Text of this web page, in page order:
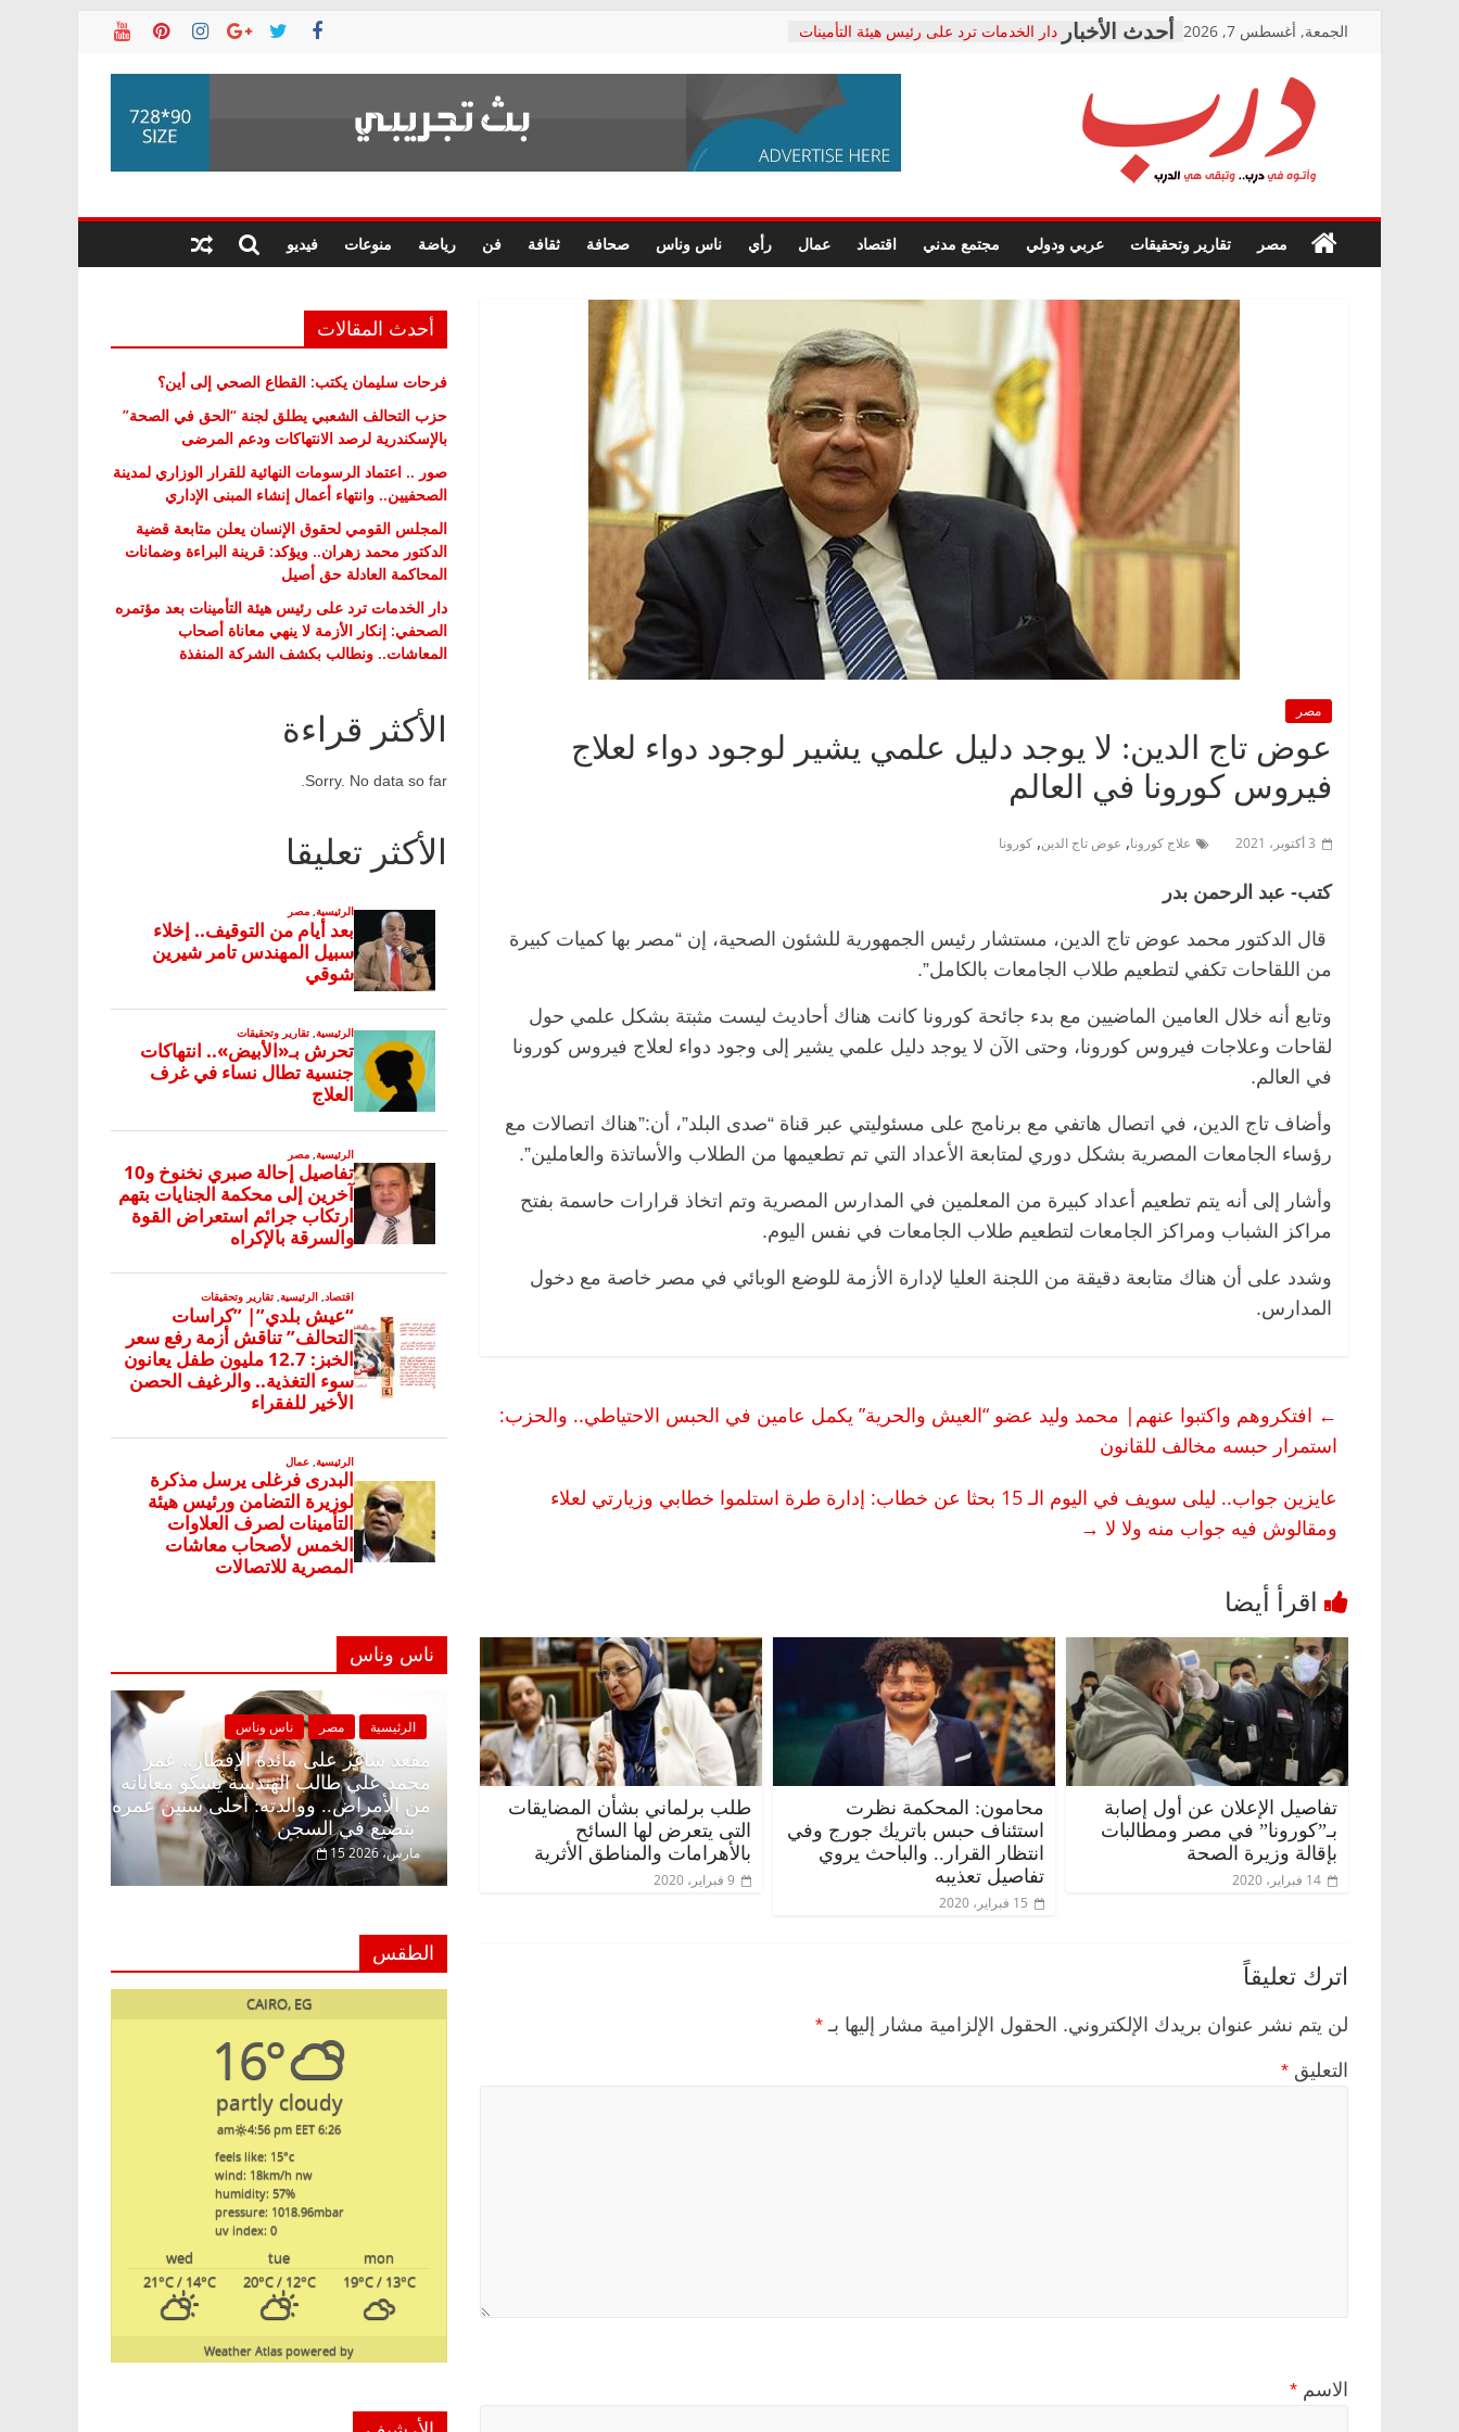
الجمعة, أغسطس 7, 2026
دار الخدمات ترد على رئيس هيئة التأمينات
معاناة أصحاب المعاشات.. ونطالب بكشف
فرحات سليمان يكتب: القطاع الصحي إلى
حزب التحالف الشعبي يطلق لجنة “الحق
صور .. اعتماد الرسومات النهائية للقرار
الوزاري لمدينة الصحفيين.. وانتهاء أعمال
إنشاء المبنى الإداري
متابعة قضية الدكتور محمد زهران.. ويؤكد:
قرينة البراءة وضمانات المحاكمة العادلة
حق أصيل
درب
في
درب..
مصر تقارير وتحقيقات عربي ودولي مجتمع مدني اقتصاد عمال رأي ناس وناس صحافة ثقافة فن رياضة منوعات فيديو
مصر
عوض تاج الدين: لا يوجد دليل علمي يشير لوجود دواء لعلاج
فيروس كورونا في العالم
3 أكتوبر، 2021 علاج كورونا, عوض تاج الدين, كورونا
كتب- عبد الرحمن بدر
قال الدكتور محمد عوض تاج الدين، مستشار رئيس الجمهورية للشئون الصحية، إن “مصر بها كميات كبيرة
من اللقاحات تكفي لتطعيم طلاب الجامعات بالكامل”.
وتابع أنه خلال العامين الماضيين مع بدء جائحة كورونا كانت هناك أحاديث ليست مثبتة بشكل علمي حول
لقاحات وعلاجات فيروس كورونا، وحتى الآن لا يوجد دليل علمي يشير إلى وجود دواء لعلاج فيروس كورونا
في العالم.
وأضاف تاج الدين، في اتصال هاتفي مع برنامج على مسئوليتي عبر قناة “صدى البلد”، أن:”هناك اتصالات مع
رؤساء الجامعات المصرية بشكل دوري لمتابعة الأعداد التي تم تطعيمها من الطلاب والأساتذة والعاملين”.
وأشار إلى أنه يتم تطعيم أعداد كبيرة من المعلمين في المدارس المصرية وتم اتخاذ قرارات حاسمة بفتح
مراكز الشباب ومراكز الجامعات لتطعيم طلاب الجامعات في نفس اليوم.
وشدد على أن هناك متابعة دقيقة من اللجنة العليا لإدارة الأزمة للوضع الوبائي في مصر خاصة مع دخول
المدارس.
← افتكروهم واكتبوا عنهم| محمد وليد عضو “العيش والحرية” يكمل عامين في الحبس الاحتياطي.. والحزب:
استمرار حبسه مخالف للقانون
عايزين جواب.. ليلى سويف في اليوم الـ 15 بحثا عن خطاب: إدارة طرة استلموا خطابي وزيارتي لعلاء
ومقالوش فيه جواب منه ولا لا →
تفاصيل الإعلان عن أول إصابة
بـ”كورونا” في مصر ومطالبات
بإقالة وزيرة الصحة
14 فبراير، 2020
محامون: المحكمة نظرت
استئناف حبس باتريك جورج وفي
انتظار القرار.. والباحث يروي
تفاصيل تعذيبه
15 فبراير، 2020
طلب برلماني بشأن المضايقات
التى يتعرض لها السائح
بالأهرامات والمناطق الأثرية
9 فبراير، 2020
اترك تعليقاً
لن يتم نشر عنوان بريدك الإلكتروني. الحقول الإلزامية مشار إليها بـ *
التعليق *
الاسم *
أحدث المقالات
فرحات سليمان يكتب: القطاع الصحي إلى أين؟
حزب التحالف الشعبي يطلق لجنة “الحق في الصحة”
بالإسكندرية لرصد الانتهاكات ودعم المرضى
صور .. اعتماد الرسومات النهائية للقرار الوزاري لمدينة
الصحفيين.. وانتهاء أعمال إنشاء المبنى الإداري
المجلس القومي لحقوق الإنسان يعلن متابعة قضية
الدكتور محمد زهران.. ويؤكد: قرينة البراءة وضمانات
المحاكمة العادلة حق أصيل
دار الخدمات ترد على رئيس هيئة التأمينات بعد مؤتمره
الصحفي: إنكار الأزمة لا ينهي معاناة أصحاب
المعاشات.. ونطالب بكشف الشركة المنفذة
الأكثر قراءة
Sorry. No data so far.
الأكثر تعليقا
ناس وناس
الرئيسية مصر
مقعد شاغر على مائدة
محمد علي طالب الهندسة
من الأمراض.. ووالدته:
بتضيع في السجن
15 مارس، 2026
الرئيسية ناس وناس
مقعد شاغر على الإفطار وبلكونة بلا زينة
رمضان.. د. عبدالخالق فاروق خبير
اقتصادي في انتظار حلم الحرية ولمة
22 فبراير، 2026
الرئيسية ناس وناس
مقعد شاغر على مائدة الإفطار.. يحيى
حسين عبدالهادي فارس مقاومة
الخصخصة الذي دافع عن المال العام
(بروفايل)
21 فبراير، 2026
الرئيسية ناس وناس
في ذكرى رحيله.. د. نور فرحات فقيه
قانوني دافع عن قضايا الوطن وانحاز
للحرية (بروفايل)
26 يناير، 2026
خبير اقتصادي
وحيداً على أبواب
الطقس
CAIRO, EG
16°
partly cloudy
6:26 am
4:56 pm EET
feels like: 15°c
wind: 18km/h nw
humidity: 57%
pressure: 1018.96mbar
uv index: 0
mon
tue
wed
19°C/ 13°C
20°C/ 12°C
21°C/ 14°C
powered by
Weather Atlas